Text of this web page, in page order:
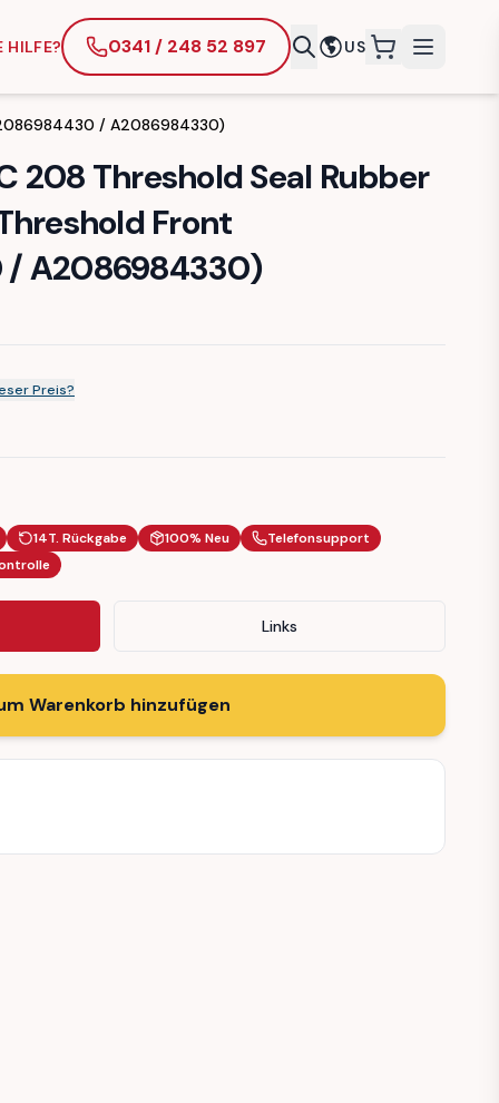
HILFE? 0341 / 248 52 897 US
/ A2086984330)
208 Threshold Seal Rubber
Front
A2086984330)
Preis?
14T. Rückgabe 100% Neu
Telefonsupport
Links
Warenkorb hinzufügen